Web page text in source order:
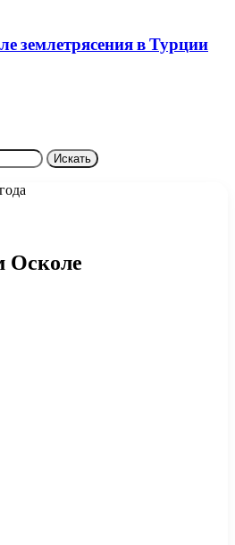
землетрясения в Турции
Искать
Осколе